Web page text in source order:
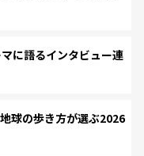
に語るインタビュー連
球の歩き方が選ぶ2026